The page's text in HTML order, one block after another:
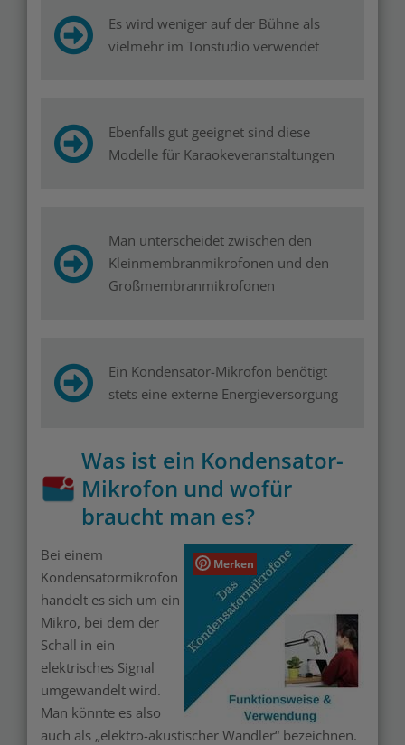
Es wird weniger auf der Bühne als
vielmehr im Tonstudio verwendet
Ebenfalls gut geeignet sind diese
Modelle für Karaokeveranstaltungen
Man unterscheidet zwischen den
Kleinmembranmikrofonen und den
Großmembranmikrofonen
Ein Kondensator-Mikrofon benötigt
stets eine externe Energieversorgung
Was ist ein Kondensator-
Mikrofon und wofür
braucht man es?
Merken
Bei einem
Kondensatormikrofon
handelt es sich um ein
Mikro, bei dem der
Schall in ein
elektrisches Signal
umgewandelt wird.
Man könnte es also
auch als „elektro-akustischer Wandler“ bezeichnen.